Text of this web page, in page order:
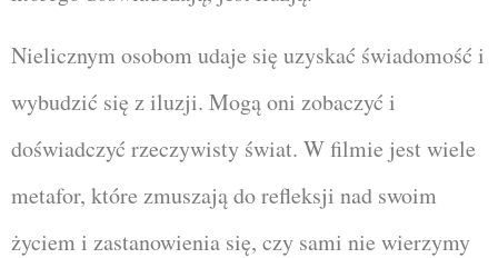
Nielicznym osobom udaje się uzyskać świadomość i
wybudzić się z iluzji. Mogą oni zobaczyć i
doświadczyć rzeczywisty świat. W filmie jest wiele
metafor, które zmuszają do refleksji nad swoim
życiem i zastanowienia się, czy sami nie wierzymy